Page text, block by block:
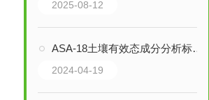
2025-08-12
ASA-18土壤有效态成分分析标准物质简介
2024-04-19